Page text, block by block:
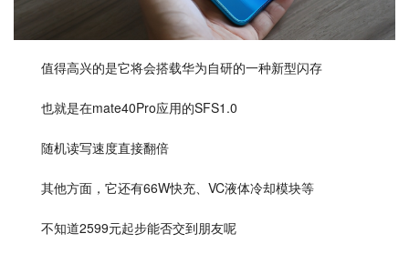
值得高兴的是它将会搭载华为自研的一种新型闪存
也就是在mate40Pro应用的SFS1.0
随机读写速度直接翻倍
其他方面，它还有66W快充、VC液体冷却模块等
不知道2599元起步能否交到朋友呢